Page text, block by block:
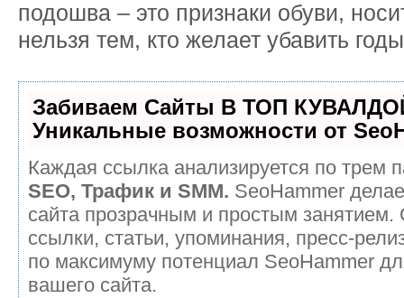
подошва – это признаки обуви,
нельзя тем, кто желает убавить
Забиваем Сайты В ТОП
Уникальные возможности от
Каждая ссылка анализируется по трем
SEO, Трафик и SMM. SeoHammer
сайта прозрачным и простым
ссылки, статьи, упоминания, пресс-
по максимуму потенциал SeoHammer
вашего сайта.